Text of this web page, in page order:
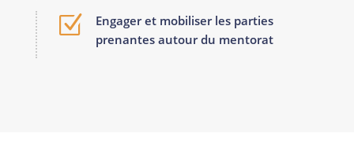
Z
Engager et mobiliser les parties
prenantes autour du mentorat